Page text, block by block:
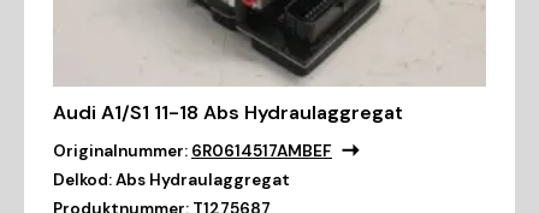
Audi A1/S1 11-18 Abs Hydraulaggregat
Originalnummer: 6R0614517AMBEF
Delkod:Abs Hydraulaggregat
Produktnummer: T1275687